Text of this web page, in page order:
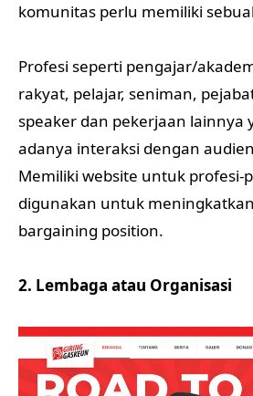
komunitas perlu memiliki
Profesi seperti pengajar/
rakyat, pelajar, seniman,
speaker dan pekerjaan
adanya interaksi dengan
Memiliki website untuk profesi-
digunakan untuk
bargaining position.
2. Lembaga atau Organisasi